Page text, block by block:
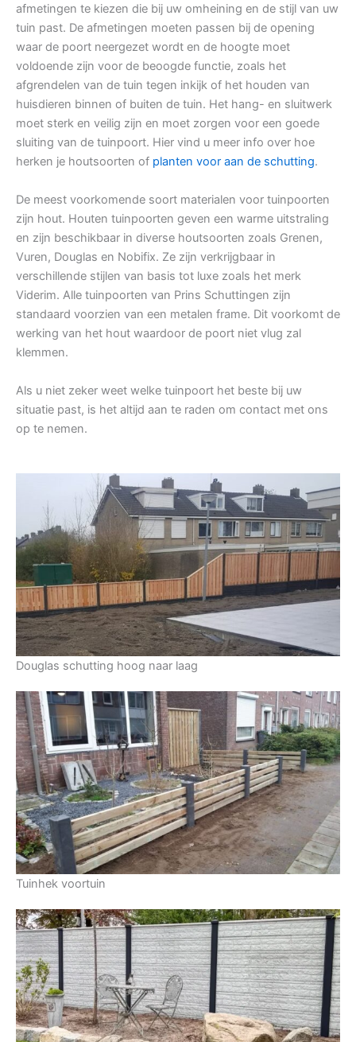
afmetingen te kiezen die bij uw omheining en de stijl van uw
tuin past. De afmetingen moeten passen bij de opening
waar de poort neergezet wordt en de hoogte moet
voldoende zijn voor de beoogde functie, zoals het
afgrendelen van de tuin tegen inkijk of het houden van
huisdieren binnen of buiten de tuin. Het hang- en sluitwerk
moet sterk en veilig zijn en moet zorgen voor een goede
sluiting van de tuinpoort. Hier vind u meer info over hoe
herken je houtsoorten of planten voor aan de schutting.
De meest voorkomende soort materialen voor tuinpoorten
zijn hout. Houten tuinpoorten geven een warme uitstraling
en zijn beschikbaar in diverse houtsoorten zoals Grenen,
Vuren, Douglas en Nobifix. Ze zijn verkrijgbaar in
verschillende stijlen van basis tot luxe zoals het merk
Viderim. Alle tuinpoorten van Prins Schuttingen zijn
standaard voorzien van een metalen frame. Dit voorkomt de
werking van het hout waardoor de poort niet vlug zal
klemmen.
Als u niet zeker weet welke tuinpoort het beste bij uw
situatie past, is het altijd aan te raden om contact met ons
op te nemen.
Douglas schutting hoog naar laag
Tuinhek voortuin